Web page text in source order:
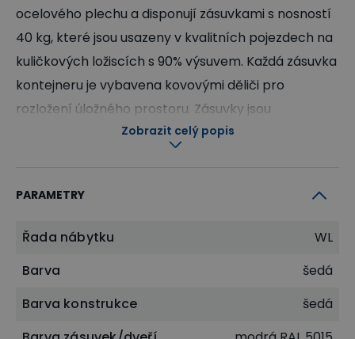
ocelového plechu a disponují zásuvkami s nosností
40 kg, které jsou usazeny v kvalitních pojezdech na
kuličkových ložiscích s 90% výsuvem. Každá zásuvka
kontejneru je vybavena kovovými děliči pro
rozložení úložného prostoru. Zásuvky jsou
uzamykatelné centrálním zámkem, dodáváno se 2
univerzální.
Zobrazit celý popis
PARAMETRY
Řada nábytku
WL
Barva
šedá
Barva konstrukce
šedá